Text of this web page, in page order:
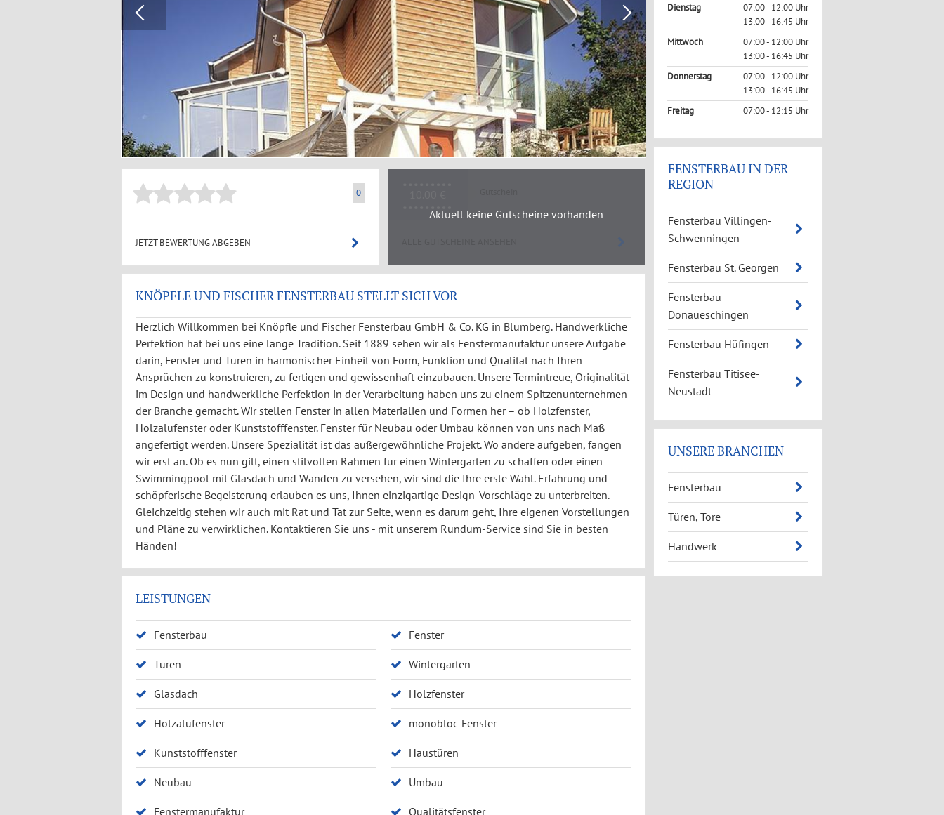
0
JETZT BEWERTUNG ABGEBEN
Aktuell keine Gutscheine vorhanden
KNÖPFLE UND FISCHER FENSTERBAU STELLT SICH VOR
Herzlich Willkommen bei Knöpfle und Fischer Fensterbau GmbH & Co. KG in Blumberg. Handwerkliche
Perfektion hat bei uns eine lange Tradition. Seit 1889 sehen wir als Fenstermanufaktur unsere Aufgabe
darin, Fenster und Türen in harmonischer Einheit von Form, Funktion und Qualität nach Ihren
Ansprüchen zu konstruieren, zu fertigen und gewissenhaft einzubauen. Unsere Termintreue, Originalität
im Design und handwerkliche Perfektion in der Verarbeitung haben uns zu einem Spitzenunternehmen
der Branche gemacht. Wir stellen Fenster in allen Materialien und Formen her – ob Holzfenster,
Holzalufenster oder Kunststofffenster. Fenster für Neubau oder Umbau können von uns nach Maß
angefertigt werden. Unsere Spezialität ist das außergewöhnliche Projekt. Wo andere aufgeben, fangen
wir erst an. Ob es nun gilt, einen stilvollen Rahmen für einen Wintergarten zu schaffen oder einen
Swimmingpool mit Glasdach und Wänden zu versehen, wir sind die Ihre erste Wahl. Erfahrung und
schöpferische Begeisterung erlauben es uns, Ihnen einzigartige Design-Vorschläge zu unterbreiten.
Gleichzeitig stehen wir auch mit Rat und Tat zur Seite, wenn es darum geht, Ihre eigenen Vorstellungen
und Pläne zu verwirklichen. Kontaktieren Sie uns - mit unserem Rundum-Service sind Sie in besten
Händen!
LEISTUNGEN
Fensterbau Fenster
Türen Wintergärten
Glasdach Holzfenster
Holzalufenster monobloc-Fenster
Kunststofffenster Haustüren
Neubau Umbau
Fenstermanufaktur Qualitätsfenster
Dienstag
07:00 - 12:00 Uhr
13:00 - 16:45 Uhr
Mittwoch
07:00 - 12:00 Uhr
13:00 - 16:45 Uhr
Donnerstag
07:00 - 12:00 Uhr
13:00 - 16:45 Uhr
Freitag
07:00 - 12:15 Uhr
FENSTERBAU IN DER
REGION
Fensterbau Villingen-
Schwenningen
Fensterbau St. Georgen
Fensterbau
Donaueschingen
Fensterbau Hüfingen
Fensterbau Titisee-
Neustadt
UNSERE BRANCHEN
Fensterbau
Türen, Tore
Handwerk